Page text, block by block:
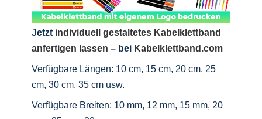
Jetzt individuell gestaltetes Kabelklettband
anfertigen lassen – bei Kabelklettband.com
Verfügbare Längen: 10 cm, 15 cm, 20 cm, 25
cm, 30 cm, 35 cm usw.
Verfügbare Breiten: 10 mm, 12 mm, 15 mm, 20